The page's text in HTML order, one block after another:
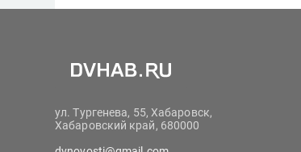
ул. Тургенева, 55, Хабаровск,
Хабаровский край, 680000